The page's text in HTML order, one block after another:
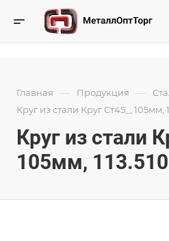
Главная — Продукция —
Круг из стали Круг Ст45_, 105мм,
Круг из стали
105мм,